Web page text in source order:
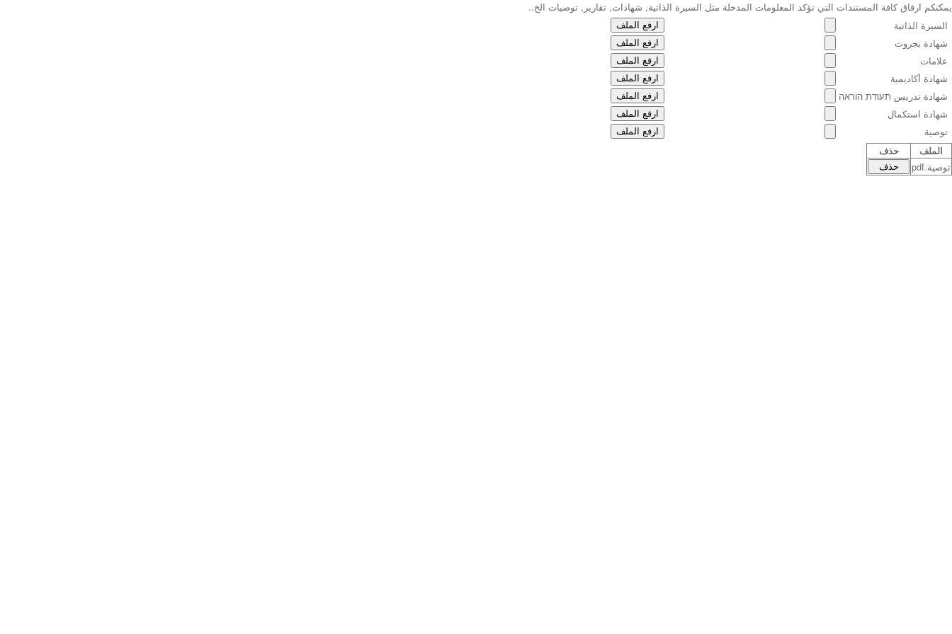
يمكنكم ارفاق كافة المستندات التي تؤكد المعلومات المدخلة مثل السيرة الذاتية, شهادات, تقارير, توصيات الخ..
السيرة الذاتية
شهادة بجروت
علامات
شهادة أكاديمية
شهادة تدريس תעודת הוראה
شهادة استكمال
توصية
الملف حذف
توصية.pdf